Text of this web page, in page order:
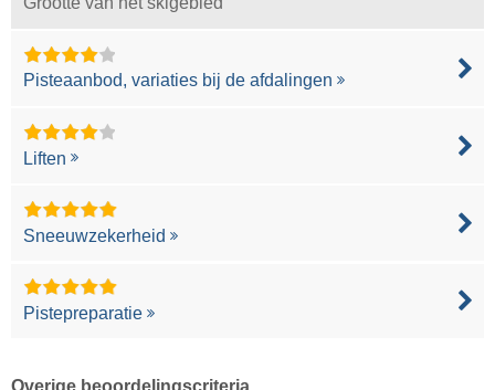
Pisteaanbod, variaties bij de afdalingen
Liften
Sneeuwzekerheid
Pistepreparatie
Overige beoordelingscriteria